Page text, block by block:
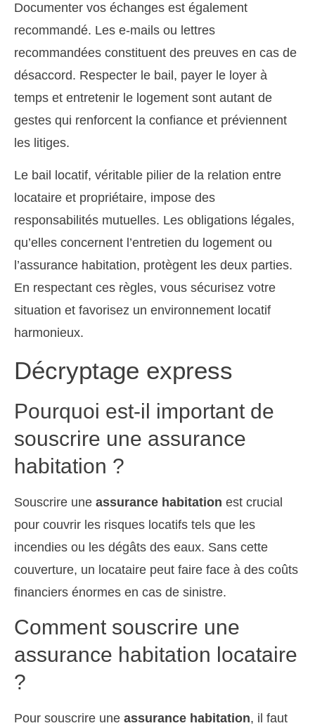
Documenter vos échanges est également
recommandé. Les e-mails ou lettres
recommandées constituent des preuves en cas de
désaccord. Respecter le bail, payer le loyer à
temps et entretenir le logement sont autant de
gestes qui renforcent la confiance et préviennent
les litiges.
Le bail locatif, véritable pilier de la relation entre
locataire et propriétaire, impose des
responsabilités mutuelles. Les obligations légales,
qu’elles concernent l’entretien du logement ou
l’assurance habitation, protègent les deux parties.
En respectant ces règles, vous sécurisez votre
situation et favorisez un environnement locatif
harmonieux.
Décryptage express
Pourquoi est-il important de
souscrire une assurance
habitation ?
Souscrire une assurance habitation est crucial
pour couvrir les risques locatifs tels que les
incendies ou les dégâts des eaux. Sans cette
couverture, un locataire peut faire face à des coûts
financiers énormes en cas de sinistre.
Comment souscrire une
assurance habitation locataire
?
Pour souscrire une assurance habitation, il faut